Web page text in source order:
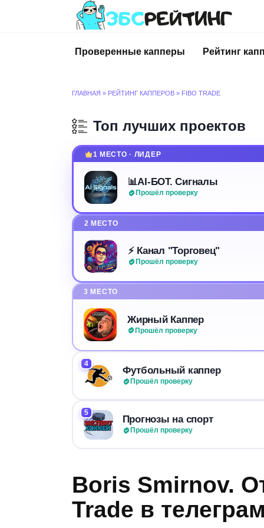
Проверенные капперы
Рейтинг
ГЛАВНАЯ » РЕЙТИНГ КАППЕРОВ » FIBO TRADE
Топ лучших проектов
1 МЕСТО · ЛИДЕР
📊AI-БОТ. Сигналы
Прошёл проверку
2 МЕСТО
⚡️ Канал "Торговец"
Прошёл проверку
3 МЕСТО
Жирный Каппер
Прошёл проверку
4
Футбольный каппер
Прошёл проверку
5
Прогнозы на спорт
Прошёл проверку
Boris Smirnov.
Trade в